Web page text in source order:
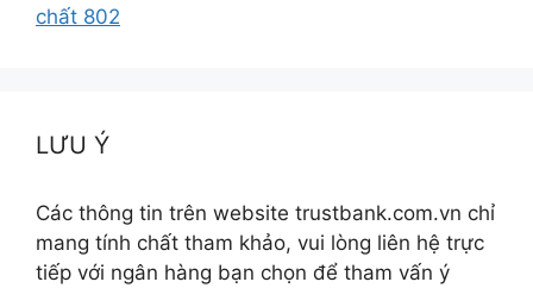
chất 802
LƯU Ý
Các thông tin trên website trustbank.com.vn chỉ
mang tính chất tham khảo, vui lòng liên hệ trực
tiếp với ngân hàng bạn chọn để tham vấn ý